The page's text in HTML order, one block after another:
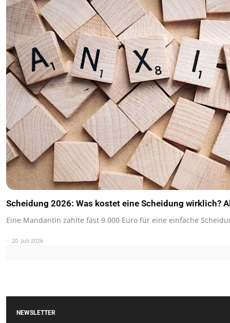
Scheidung 2026: Was kostet eine Scheidung wirklich?
Eine Mandantin zahlte fast 9.000 Euro für eine einfache
20. Juli 2026
NEWSLETTER